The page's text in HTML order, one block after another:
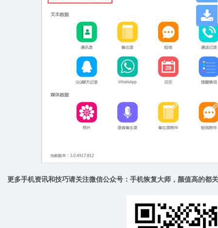
更多手机资讯和技巧请关注微信公众号：手机恢复大师，颜值高的都
